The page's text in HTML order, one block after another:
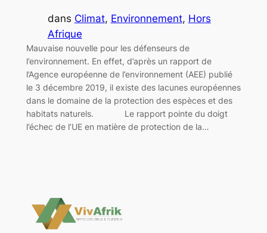
dans Climat, Environnement, Hors
Afrique
Mauvaise nouvelle pour les défenseurs de
l’environnement. En effet, d’après un rapport de
l’Agence européenne de l’environnement (AEE) publié
le 3 décembre 2019, il existe des lacunes européennes
dans le domaine de la protection des espèces et des
habitats naturels. Le rapport pointe du doigt
l’échec de l’UE en matière de protection de la…